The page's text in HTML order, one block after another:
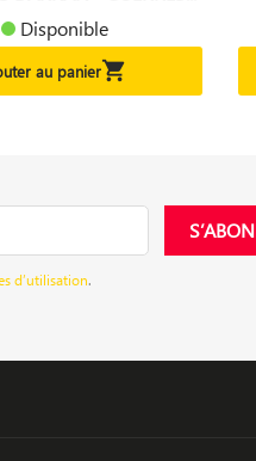
Disponible
au panier
d’utilisation.